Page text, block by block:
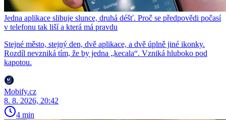
Jedna aplikace slibuje slunce, druhá déšť. Proč se předpovědi počasí
v telefonu tak liší a která má pravdu
Stejné město, stejný den, dvě aplikace, a dvě úplně jiné ikonky.
Rozdíl nevzniká tím, že by jedna „kecala“. Vzniká hluboko pod
kapotou.
Mobify.cz
8. 8. 2026, 20:42
4 min